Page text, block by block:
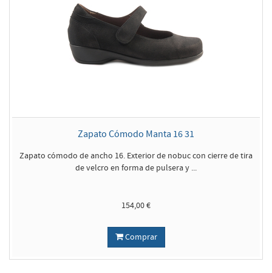
Zapato Cómodo Manta 16 31
Zapato cómodo de ancho 16. Exterior de nobuc con cierre de tira
de velcro en forma de pulsera y ...
154,00 €
Comprar